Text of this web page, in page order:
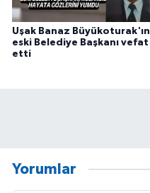
Uşak Banaz Büyükoturak'ın
eski Belediye Başkanı vefat
etti
Yorumlar